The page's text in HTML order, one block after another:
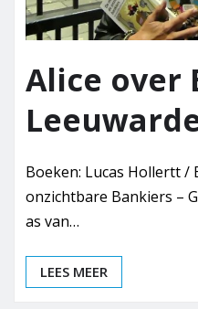
Alice over
Boeken: Lucas Hollertt /
onzichtbare Bankiers –
as van…
LEES MEER